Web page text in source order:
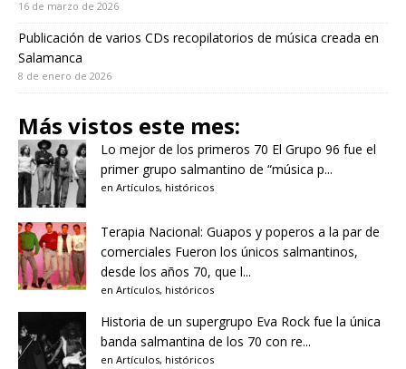
16 de marzo de 2026
Publicación de varios CDs recopilatorios de música creada en
Salamanca
8 de enero de 2026
Más vistos este mes:
Lo mejor de los primeros 70 El Grupo 96 fue el
primer grupo salmantino de “música p...
en Artículos, históricos
Terapia Nacional: Guapos y poperos a la par de
comerciales Fueron los únicos salmantinos,
desde los años 70, que l...
en Artículos, históricos
Historia de un supergrupo Eva Rock fue la única
banda salmantina de los 70 con re...
en Artículos, históricos